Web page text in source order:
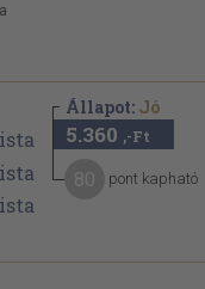
Állapot: Jó
5.360 ,-Ft
pont kapható